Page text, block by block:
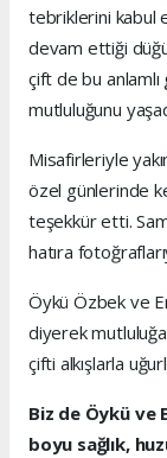
tebriklerini kabul
devam ettiği
çift de bu
mutluluğunu
Misafirleriyle
özel günlerinde
teşekkür etti.
hatıra
Öykü Özbek ve
diyerek
çifti alkışlarla
Biz de Öykü
boyu sağlık,